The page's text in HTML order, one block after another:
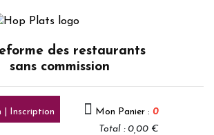
des restaurants
sans commission
| Inscription Mon Panier : 0
Total : 0,00 €